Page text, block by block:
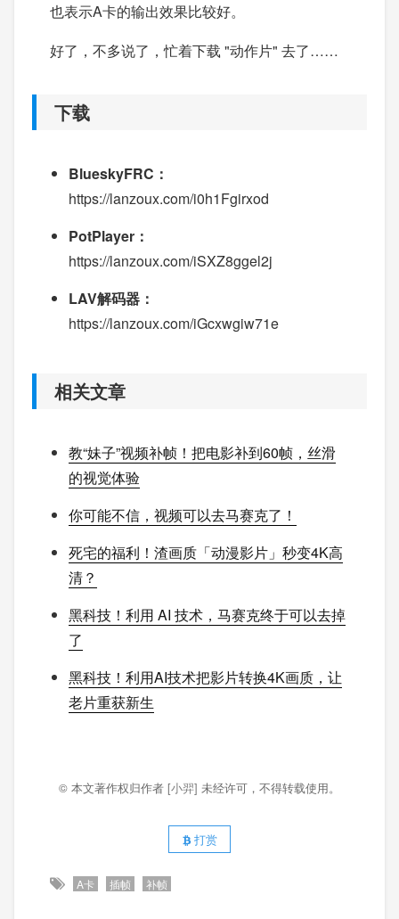
也表示A卡的输出效果比较好。
好了，不多说了，忙着下载 "动作片" 去了……
下载
BlueskyFRC：
https://lanzoux.com/i0h1Fgirxod
PotPlayer：
https://lanzoux.com/iSXZ8ggel2j
LAV解码器：
https://lanzoux.com/iGcxwgiw71e
相关文章
教“妹子”视频补帧！把电影补到60帧，丝滑
的视觉体验
你可能不信，视频可以去马赛克了！
死宅的福利！渣画质「动漫影片」秒变4K高
清？
黑科技！利用 AI 技术，马赛克终于可以去掉
了
黑科技！利用AI技术把影片转换4K画质，让
老片重获新生
© 本文著作权归作者 [小羿] 未经许可，不得转载使用。
打赏
A卡 插帧 补帧